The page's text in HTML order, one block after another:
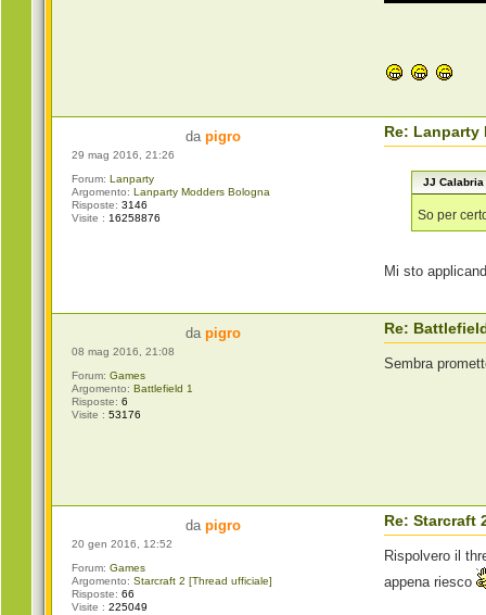
dapigro
29 mag 2016, 21:26
Forum: Lanparty
Argomento: Lanparty Modders Bologna
Risposte: 3146
Visite : 16258876
Re: Lanparty
JJ
So per
Mi sto
dapigro
08 mag 2016, 21:08
Forum: Games
Argomento: Battlefield 1
Risposte: 6
Visite : 53176
Re:
Sembra
dapigro
20 gen 2016, 12:52
Forum: Games
Argomento: Starcraft 2 [Thread ufficiale]
Risposte: 66
Visite : 225049
Re: Starcraft
Rispolvero il
appena riesco